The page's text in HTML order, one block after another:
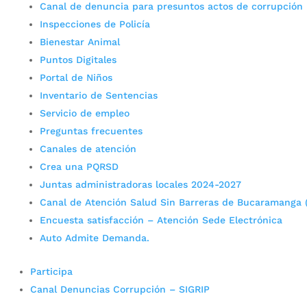
Canal de denuncia para presuntos actos de corrupción
Inspecciones de Policía
Bienestar Animal
Puntos Digitales
Portal de Niños
Inventario de Sentencias
Servicio de empleo
Preguntas frecuentes
Canales de atención
Crea una PQRSD
Juntas administradoras locales 2024-2027
Canal de Atención Salud Sin Barreras de Bucaramanga
Encuesta satisfacción – Atención Sede Electrónica
Auto Admite Demanda.
Participa
Canal Denuncias Corrupción – SIGRIP